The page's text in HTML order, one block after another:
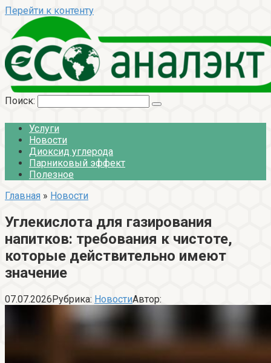
Перейти к контенту
Поиск:
Услуги
Новости
Диоксид углерода
Парниковый эффект
Полезное
Главная » Новости
Углекислота для газирования
напитков: требования к чистоте,
которые действительно имеют
значение
07.07.2026Рубрика: НовостиАвтор: